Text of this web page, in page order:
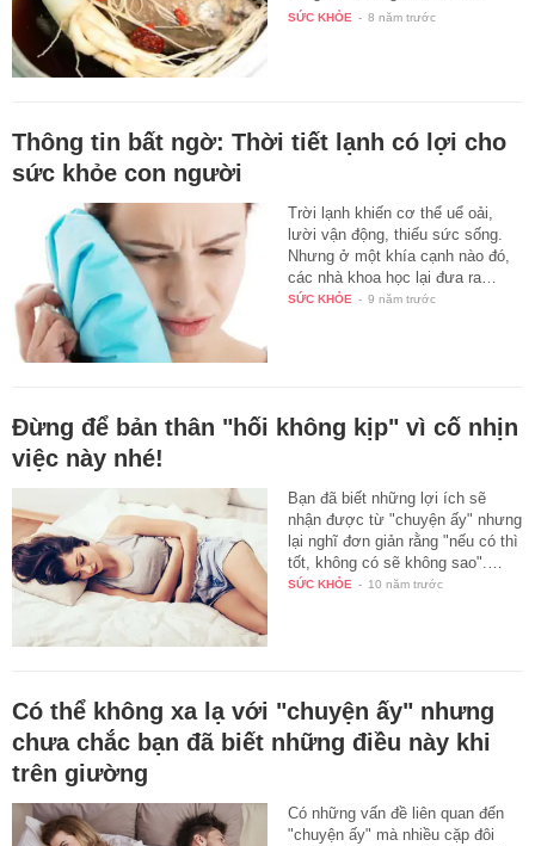
của…
SỨC KHỎE - 8 năm trước
Thông tin bất ngờ: Thời tiết lạnh có lợi cho
sức khỏe con người
Trời lạnh khiến cơ thể uể oải,
lười vận động, thiếu sức sống.
Nhưng ở một khía cạnh nào đó,
các nhà khoa học lại đưa ra…
SỨC KHỎE - 9 năm trước
Đừng để bản thân "hối không kịp" vì cố nhịn
việc này nhé!
Bạn đã biết những lợi ích sẽ
nhận được từ "chuyện ấy" nhưng
lại nghĩ đơn giản rằng "nếu có thì
tốt, không có sẽ không sao".…
SỨC KHỎE - 10 năm trước
Có thể không xa lạ với "chuyện ấy" nhưng
chưa chắc bạn đã biết những điều này khi
trên giường
Có những vấn đề liên quan đến
"chuyện ấy" mà nhiều cặp đôi